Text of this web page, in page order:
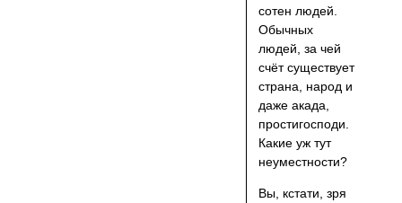
сотен людей.
Обычных
людей, за чей
счёт существует
страна, народ и
даже акада,
простигосподи.
Какие уж тут
неуместности?
Вы, кстати, зря